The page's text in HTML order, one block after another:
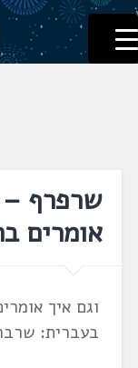
דלג
לתוכן
לשוניאדה
עברית. לשון.
שרפרף –
אומרים
וגם איך
בעברית: